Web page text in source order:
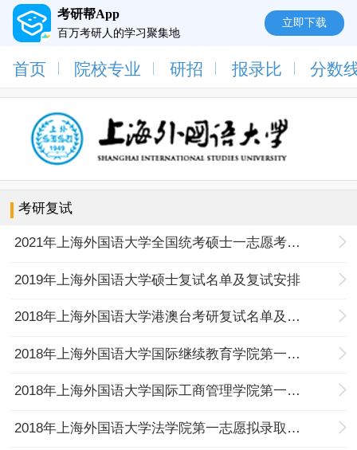
考研帮App
百万考研人的学习聚集地
立即下载
首页 院校专业 研招 报录比 分数
考研复试
2021年上海外国语大学全国统考硕士一志愿考生复试工作办法
2019年上海外国语大学硕士复试名单及复试安排
2018年上海外国语大学港澳台考研复试名单及通知
2018年上海外国语大学国际继续教育学院第一志愿拟录取结果及成绩(不含专项计划)
2018年上海外国语大学国际工商管理学院第一志愿拟录取结果及成绩(不含专项计划)
2018年上海外国语大学法学院第一志愿拟录取结果及成绩(不含专项计划)